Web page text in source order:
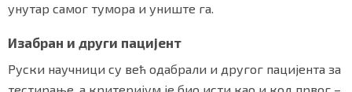
унутар самог тумора и униште га.
Изабран и други пацијент
Руски научници су већ одабрали и другог пацијента за